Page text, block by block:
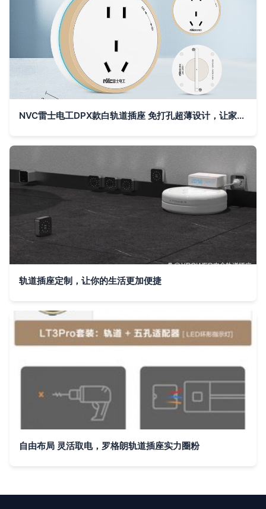
NVC雷士电工DPX款白轨道插座 免打孔超薄设计，让家居用电更灵活
轨道插座定制，让你的生活更加便捷
自由布局 灵活取电，罗格朗轨道插座实力圈粉